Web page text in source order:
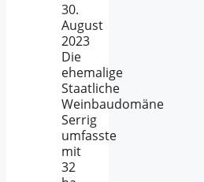
30.
August
2023
Die
ehemalige
Staatliche
Weinbaudomäne
Serrig
umfasste
mit
32